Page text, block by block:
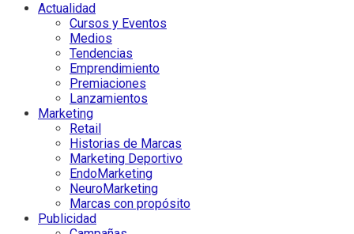
Actualidad
Cursos y Eventos
Medios
Tendencias
Emprendimiento
Premiaciones
Lanzamientos
Marketing
Retail
Historias de Marcas
Marketing Deportivo
EndoMarketing
NeuroMarketing
Marcas con propósito
Publicidad